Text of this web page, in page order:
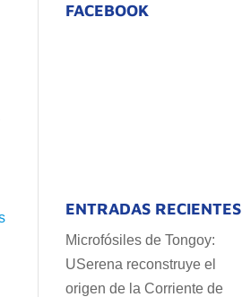
FACEBOOK
ENTRADAS RECIENTES
Microfósiles de Tongoy:
USerena reconstruye el
origen de la Corriente de